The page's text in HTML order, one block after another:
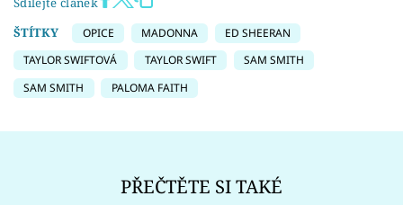
ŠTÍTKY
OPICE MADONNA
ED SHEERAN
TAYLOR SWIFTOVÁ
TAYLOR SWIFT
SAM SMITH
SAM SMITH
PALOMA FAITH
PŘEČTĚTE SI TAKÉ